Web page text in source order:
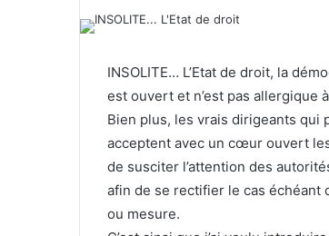
INSOLITE… L’Etat de droit, la
est ouvert et n’est pas allergique
Bien plus, les vrais dirigeants
acceptent avec un cœur ouvert
de susciter l’attention des
afin de se rectifier le cas échéant
ou mesure.